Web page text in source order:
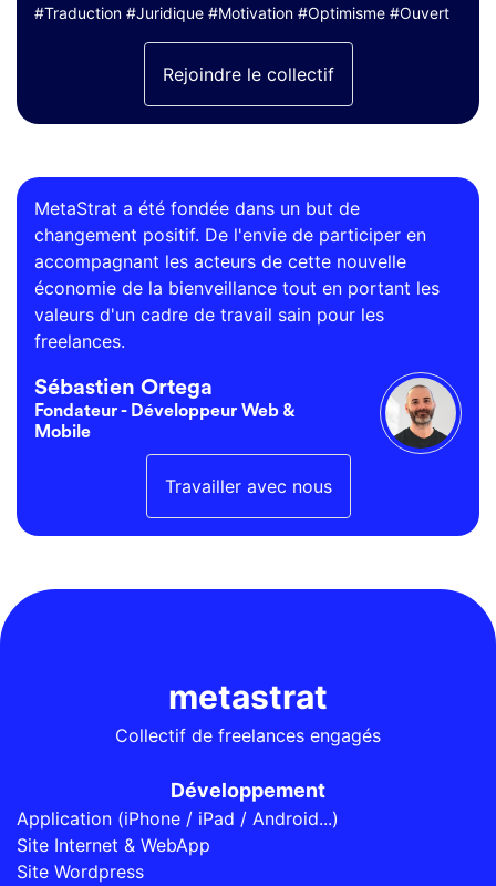
#Traduction #Juridique #Motivation #Optimisme #Ouvert
Rejoindre le collectif
MetaStrat a été fondée dans un but de
changement positif. De l'envie de participer en
accompagnant les acteurs de cette nouvelle
économie de la bienveillance tout en portant les
valeurs d'un cadre de travail sain pour les
freelances.
Sébastien Ortega
Fondateur - Développeur Web &
Mobile
Travailler avec nous
metastrat
Collectif de freelances engagés
Développement
Application (iPhone / iPad / Android...)
Site Internet & WebApp
Site Wordpress